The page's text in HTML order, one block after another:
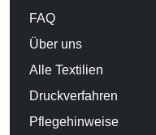
FAQ
Über uns
Alle Textilien
Druckverfahren
Pflegehinweise